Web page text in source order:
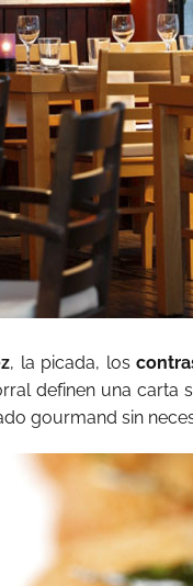
, la picada, los
definen una carta
gourmand sin